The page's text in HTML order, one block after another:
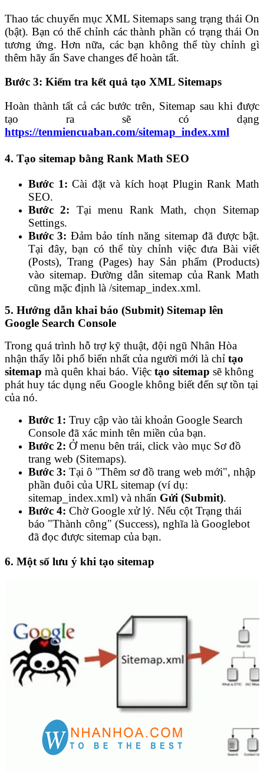
Thao tác chuyển mục XML Sitemaps sang trạng thái On
(bật). Bạn có thể chỉnh các thành phần có trạng thái On
tương ứng. Hơn nữa, các bạn không thể tùy chỉnh gì
thêm hãy ấn Save changes để hoàn tất.
Bước 3: Kiểm tra kết quả tạo XML Sitemaps
Hoàn thành tất cả các bước trên, Sitemap sau khi được
tạo ra sẽ có dạng
https://tenmiencuaban.com/sitemap_index.xml
4. Tạo sitemap bằng Rank Math SEO
Bước 1:Cài đặt và kích hoạt Plugin Rank Math
SEO.
Bước 2: Tại menu Rank Math, chọn Sitemap
Settings.
Bước 3: Đảm bảo tính năng sitemap đã được bật.
Tại đây, bạn có thể tùy chỉnh việc đưa Bài viết
(Posts), Trang (Pages) hay Sản phẩm (Products)
vào sitemap. Đường dẫn sitemap của Rank Math
cũng mặc định là /sitemap_index.xml.
5. Hướng dẫn khai báo (Submit) Sitemap lên
Google Search Console
Trong quá trình hỗ trợ kỹ thuật, đội ngũ Nhân Hòa
nhận thấy lỗi phổ biến nhất của người mới là chỉ tạo
sitemap mà quên khai báo. Việc tạo sitemap sẽ không
phát huy tác dụng nếu Google không biết đến sự tồn tại
của nó.
Bước 1: Truy cập vào tài khoản Google Search
Console đã xác minh tên miền của bạn.
Bước 2: Ở menu bên trái, click vào mục Sơ đồ
trang web (Sitemaps).
Bước 3: Tại ô "Thêm sơ đồ trang web mới", nhập
phần đuôi của URL sitemap (ví dụ:
sitemap_index.xml) và nhấn Gửi (Submit).
Bước 4: Chờ Google xử lý. Nếu cột Trạng thái
báo "Thành công" (Success), nghĩa là Googlebot
đã đọc được sitemap của bạn.
6. Một số lưu ý khi tạo sitemap